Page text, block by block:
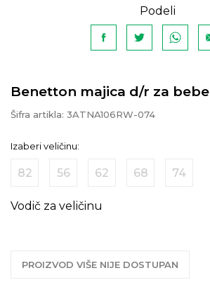
Podeli
Benetton majica d/r za bebe
Šifra artikla: 3ATNA106RW-074
Izaberi veličinu:
82 56 62 68 74
Vodič za veličinu
PROIZVOD VIŠE NIJE DOSTUPAN